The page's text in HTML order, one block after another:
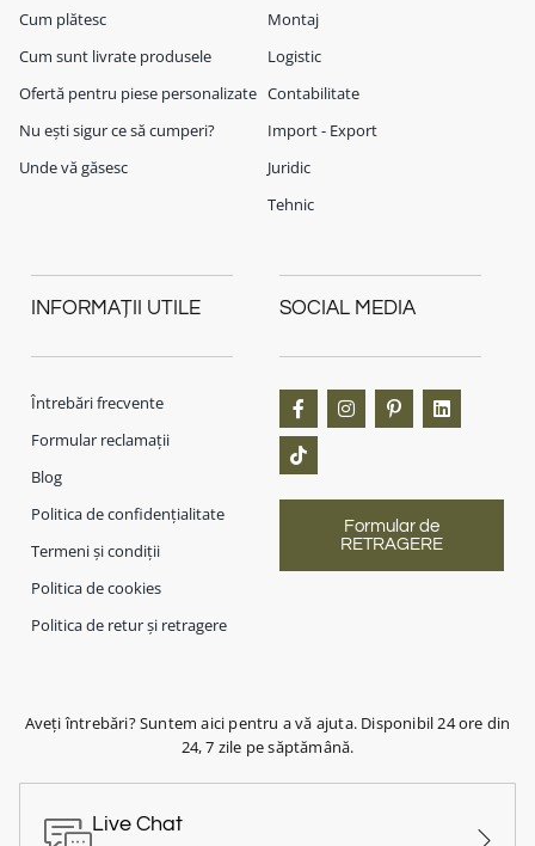
Cum plătesc
Cum sunt livrate produsele
Ofertă pentru piese personalizate
Nu ești sigur ce să cumperi?
Unde vă găsesc
Montaj
Logistic
Contabilitate
Import - Export
Juridic
Tehnic
INFORMAȚII UTILE
Întrebări frecvente
Formular reclamații
Blog
Politica de confidențialitate
Termeni și condiții
Politica de cookies
Politica de retur și retragere
SOCIAL MEDIA
Formular de
RETRAGERE
Aveți întrebări? Suntem aici pentru a vă ajuta. Disponibil 24 ore din
24, 7 zile pe săptămână.
Live Chat